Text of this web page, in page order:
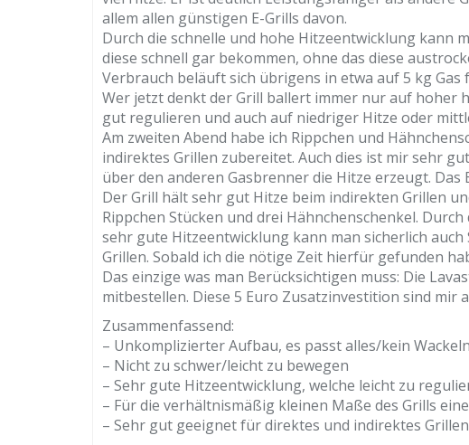
allem allen günstigen E-Grills davon.
Durch die schnelle und hohe Hitzeentwicklung kann
diese schnell gar bekommen, ohne das diese
Verbrauch beläuft sich übrigens in etwa auf 5 kg Gas
Wer jetzt denkt der Grill ballert immer nur auf hoher
gut regulieren und auch auf niedriger Hitze oder
Am zweiten Abend habe ich Rippchen und
indirektes Grillen zubereitet. Auch dies ist mir sehr
über den anderen Gasbrenner die Hitze erzeugt.
Der Grill hält sehr gut Hitze beim indirekten Grillen
Rippchen Stücken und drei Hähnchenschenkel.
sehr gute Hitzeentwicklung kann man sicherlich
Grillen. Sobald ich die nötige Zeit hierfür gefunden
Das einzige was man Berücksichtigen muss: Die
mitbestellen. Diese 5 Euro Zusatzinvestition sind mir
Zusammenfassend:
– Unkomplizierter Aufbau, es passt alles/kein Wackeln
– Nicht zu schwer/leicht zu bewegen
– Sehr gute Hitzeentwicklung, welche leicht zu
– Für die verhältnismäßig kleinen Maße des Grills
– Sehr gut geeignet für direktes und indirektes Grillen